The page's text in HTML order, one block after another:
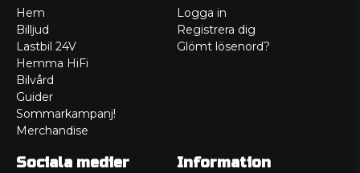
Hem
Billjud
Lastbil 24V
Hemma HiFi
Bilvård
Guider
Sommarkampanj!
Merchandise
Logga in
Registrera dig
Glömt lösenord?
Sociala medier Information